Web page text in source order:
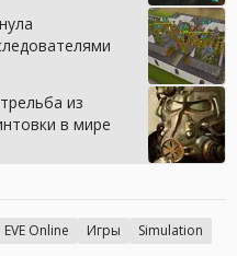
из
в мире
EVE Online Игры Simulation